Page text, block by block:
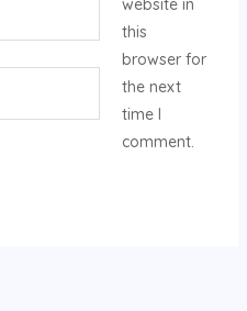
website in
this
browser for
the next
time I
comment.